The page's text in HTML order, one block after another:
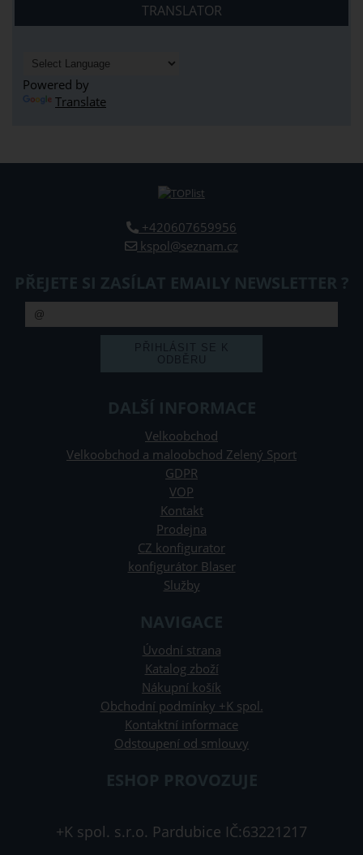
TRANSLATOR
Powered by
Translate
+420607659956
kspol@seznam.cz
PŘEJETE SI ZASÍLAT EMAILY NEWSLETTER ?
DALŠÍ INFORMACE
Velkoobchod
Velkoobchod a maloobchod Zelený Sport
GDPR
VOP
Kontakt
Prodejna
CZ konfigurator
konfigurátor Blaser
Služby
NAVIGACE
Úvodní strana
Katalog zboží
Nákupní košík
Obchodní podmínky +K spol.
Kontaktní informace
Odstoupení od smlouvy
ESHOP PROVOZUJE
+K spol. s.r.o. Pardubice IČ:63221217